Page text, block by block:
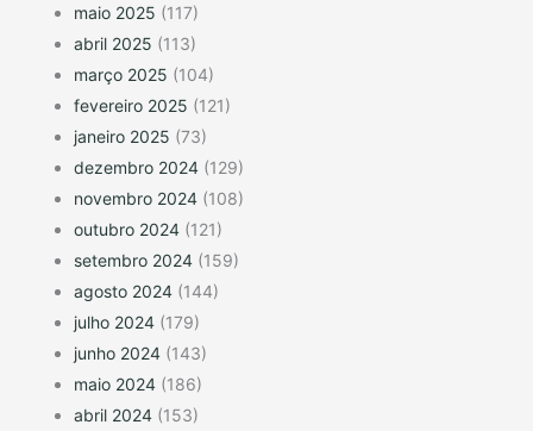
maio 2025 (117)
abril 2025 (113)
março 2025 (104)
fevereiro 2025 (121)
janeiro 2025 (73)
dezembro 2024 (129)
novembro 2024 (108)
outubro 2024 (121)
setembro 2024 (159)
agosto 2024 (144)
julho 2024 (179)
junho 2024 (143)
maio 2024 (186)
abril 2024 (153)